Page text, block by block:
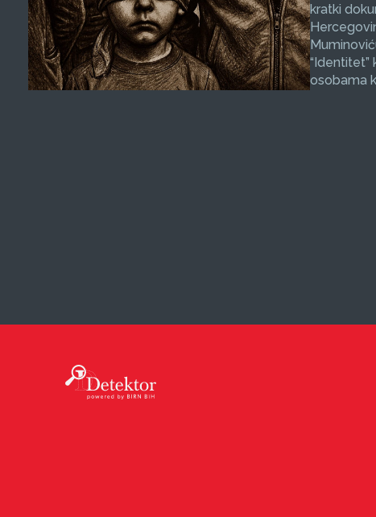
kratki
osobama